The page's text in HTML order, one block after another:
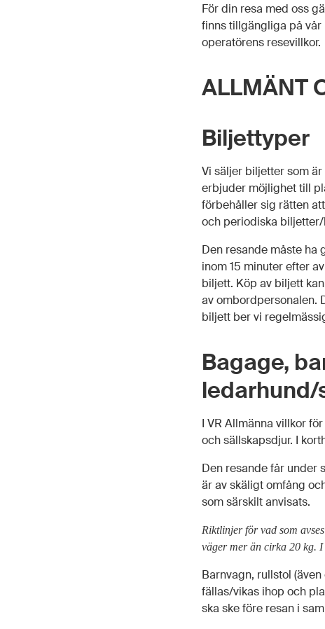
För din resa med oss
finns tillgängliga på vår
operatörens resevillkor.
ALLMÄNT
Biljettyper
Vi säljer biljetter som
erbjuder möjlighet till
förbehåller sig rätten
och periodiska
Den resande måste ha
inom 15 minuter efter
biljett. Köp av biljett
av ombordpersonalen.
biljett ber vi
Bagage,
I VR Allmänna villkor
och sällskapsdjur. I
Den resande får under
är av skäligt omfång
som särskilt anvisats.
Riktlinjer för vad som
väger mer än cirka 20 kg.
Barnvagn, rullstol
fällas/vikas ihop och
ska ske före resan i